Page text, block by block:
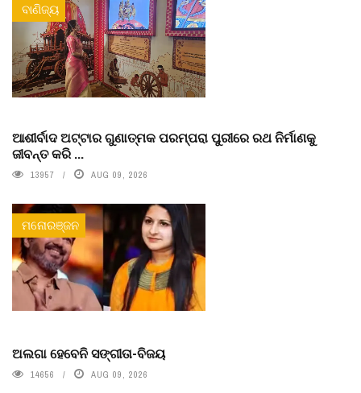
ବାଣିଜ୍ୟ
ଆଶୀର୍ବାଦ ଅଟ୍ଟାର ଗୁଣାତ୍ମକ ପରମ୍ପରା ପୁରୀରେ ରଥ ନିର୍ମାଣକୁ
ଜୀବନ୍ତ କରି ...
13957 AUG 09, 2026
ମନୋରଞ୍ଜନ
ଅଲଗା ହେବେନି ସଙ୍ଗୀତା-ବିଜୟ
14656 AUG 09, 2026